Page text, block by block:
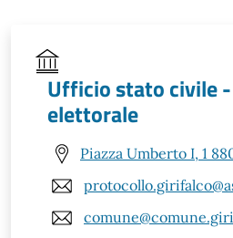
Ufficio stato civile
elettorale
Piazza Umberto I, 1